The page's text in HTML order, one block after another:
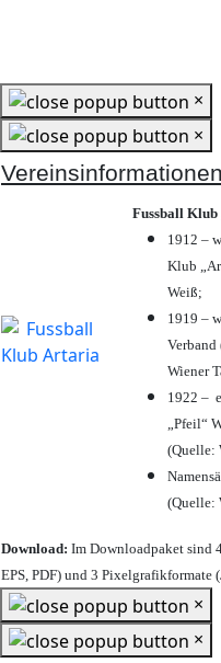
×
×
Fussball
1912 –
Klub
Weiß;
1919 –
Verband
Wiener
1922 –
„Pfeil“
(Quelle:
(Quelle:
Download: Im Downloadpaket sind
EPS, PDF) und 3 Pixelgrafikformate
×
×